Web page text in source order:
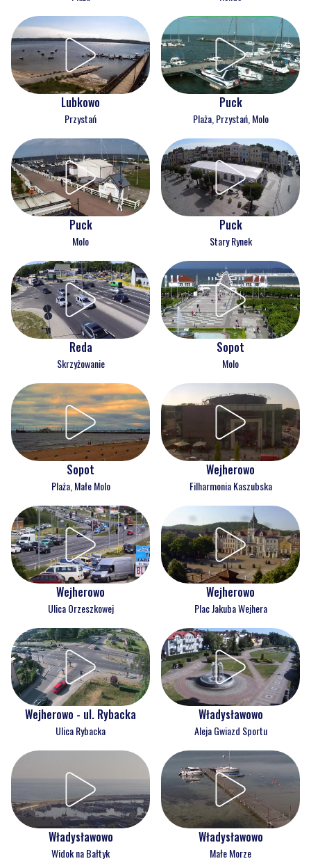
Lubkowo
Przystań
Puck
Plaża, Przystań, Molo
Puck
Molo
Puck
Stary Rynek
Reda
Skrzyżowanie
Sopot
Molo
Sopot
Plaża, Małe Molo
Wejherowo
Filharmonia Kaszubska
Wejherowo
Ulica Orzeszkowej
Wejherowo
Plac Jakuba Wejhera
Wejherowo - ul. Rybacka
Ulica Rybacka
Władysławowo
Aleja Gwiazd Sportu
Władysławowo
Widok na Bałtyk
Władysławowo
Małe Morze